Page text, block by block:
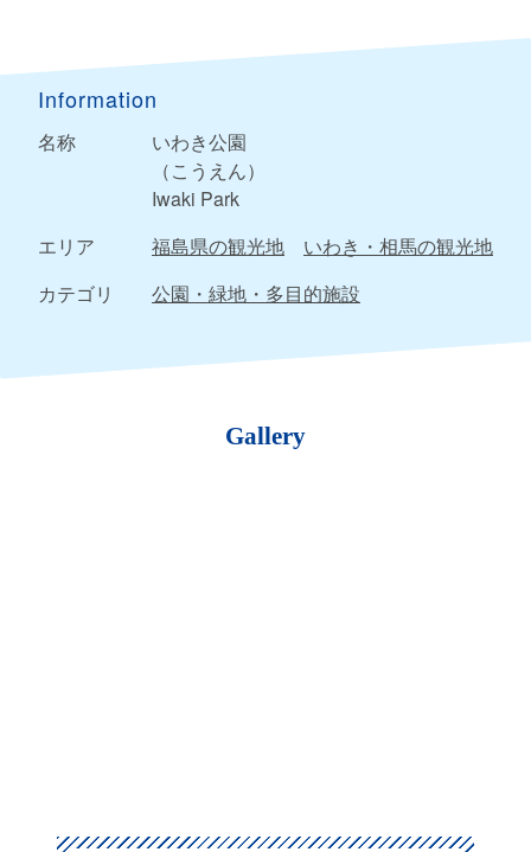
Information
名称
いわき公園
（こうえん）
Iwaki Park
エリア
福島県の観光地
いわき・相馬の観光地
カテゴリ
公園・緑地・多目的施設
Gallery